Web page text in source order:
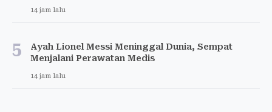
14 jam lalu
5
Ayah Lionel Messi Meninggal Dunia, Sempat
Menjalani Perawatan Medis
14 jam lalu